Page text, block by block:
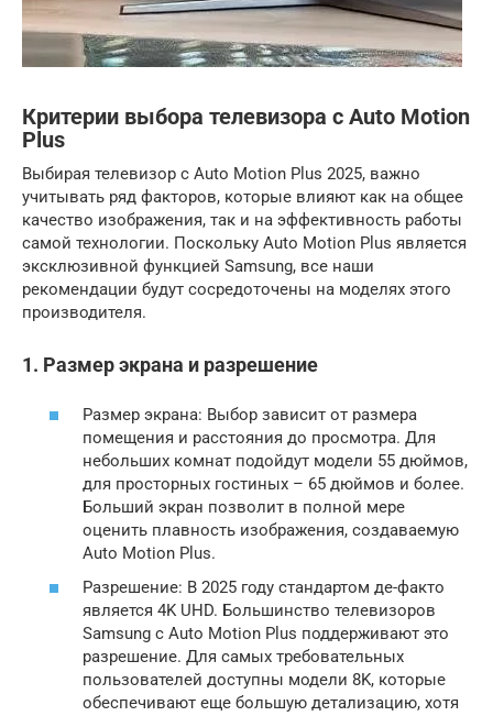
Критерии выбора телевизора с Auto Motion
Plus
Выбирая телевизор с Auto Motion Plus 2025, важно
учитывать ряд факторов, которые влияют как на общее
качество изображения, так и на эффективность работы
самой технологии. Поскольку Auto Motion Plus является
эксклюзивной функцией Samsung, все наши
рекомендации будут сосредоточены на моделях этого
производителя.
1. Размер экрана и разрешение
Размер экрана: Выбор зависит от размера
помещения и расстояния до просмотра. Для
небольших комнат подойдут модели 55 дюймов,
для просторных гостиных – 65 дюймов и более.
Больший экран позволит в полной мере
оценить плавность изображения, создаваемую
Auto Motion Plus.
Разрешение: В 2025 году стандартом де-факто
является 4K UHD. Большинство телевизоров
Samsung с Auto Motion Plus поддерживают это
разрешение. Для самых требовательных
пользователей доступны модели 8K, которые
обеспечивают еще большую детализацию, хотя